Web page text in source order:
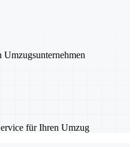
Umzugsunternehmen
für Ihren Umzug